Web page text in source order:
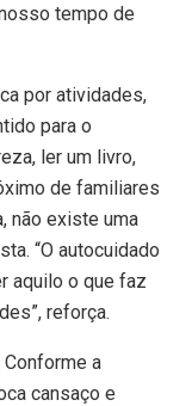
tempo de
por atividades,
para o
ler um livro,
de familiares
não existe uma
“O autocuidado
aquilo o que faz
reforça.
a
cansaço e